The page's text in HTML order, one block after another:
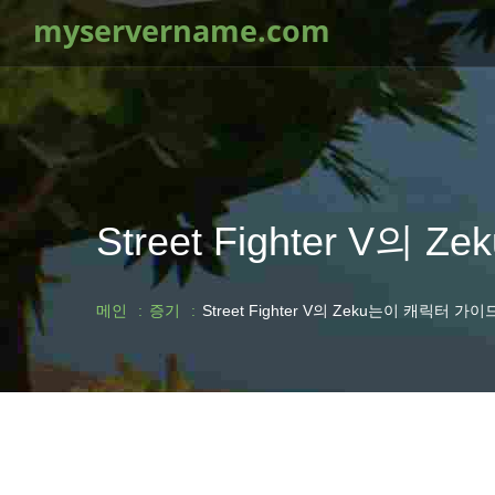
myservername.com
Street Fighter V의
메인 증기 Street Fighter V의 Zeku는이 캐릭터 가이